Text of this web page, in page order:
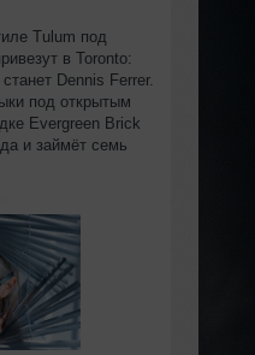
Tulum под
в Toronto:
Dennis Ferrer.
под открытым
Evergreen Brick
и займёт семь